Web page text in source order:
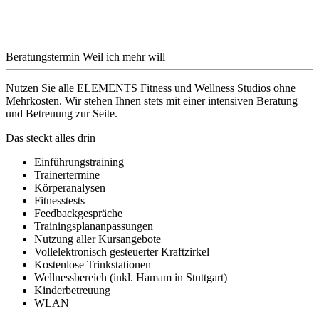
Beratungstermin Weil ich mehr will
Nutzen Sie alle ELEMENTS Fitness und Wellness Studios ohne
Mehrkosten. Wir stehen Ihnen stets mit einer intensiven Beratung
und Betreuung zur Seite.
Das steckt alles drin
Einführungstraining
Trainertermine
Körperanalysen
Fitnesstests
Feedbackgespräche
Trainingsplananpassungen
Nutzung aller Kursangebote
Vollelektronisch gesteuerter Kraftzirkel
Kostenlose Trinkstationen
Wellnessbereich (inkl. Hamam in Stuttgart)
Kinderbetreuung
WLAN